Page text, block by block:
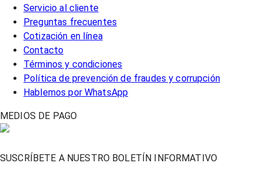
Servicio al cliente
Preguntas frecuentes
Cotización en línea
Contacto
Términos y condiciones
Política de prevención de fraudes y corrupción
Hablemos por WhatsApp
MEDIOS DE PAGO
SUSCRÍBETE A NUESTRO BOLETÍN INFORMATIVO